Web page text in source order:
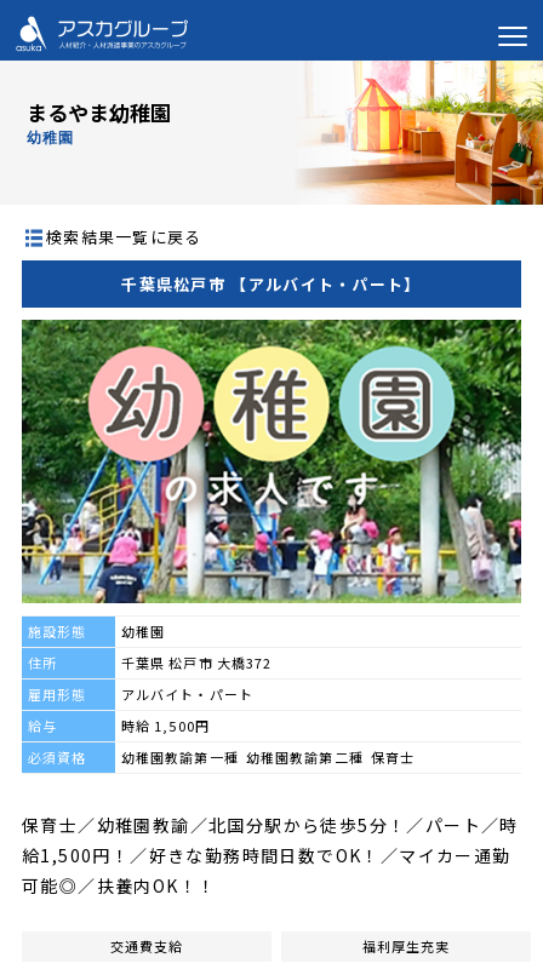
まるやま幼稚園
幼稚園
検索結果一覧に戻る
千葉県松戸市 【アルバイト・パート】
施設形態
幼稚園
住所
千葉県 松戸市 大橋372
雇用形態
アルバイト・パート
給与
時給 1,500円
必須資格
幼稚園教諭第一種 幼稚園教諭第二種 保育士
保育士／幼稚園教諭／北国分駅から徒歩5分！／パート／時
給1,500円！／好きな勤務時間日数でOK！／マイカー通勤
可能◎／扶養内OK！！
交通費支給 福利厚生充実